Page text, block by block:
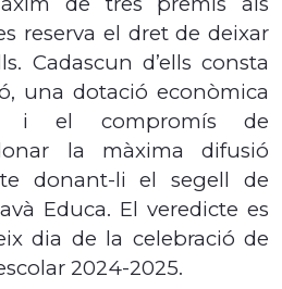
reserva el dret de deixar
Cadascun d’ells consta
una dotació econòmica
i el compromís de
la màxima difusió
donant-li el segell de
Educa. El veredicte es
dia de la celebració de
2024-2025.